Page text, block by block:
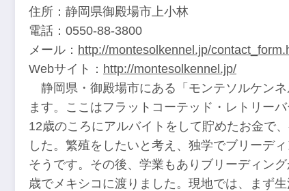
住所：静岡県御殿場市上小林
電話：0550-88-3800
メール： http://montesolkennel.jp/
Webサイト： http://montesolkennel.jp/
静岡県・御殿場市にある「モンテソルケン
ます。ここはフラットコーテッド・レトリー
12歳のころにアルバイトをして貯めたお金で
した。繁殖をしたいと考え、独学でブリーデ
そうです。その後、学業もありブリーディン
歳でメキシコに渡りました。現地では、まず